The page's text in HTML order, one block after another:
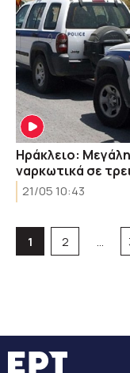
Ηράκλειο:
ναρκωτικά σε
21/05 10:43
Σελίδα
1 Σελίδα
2 …